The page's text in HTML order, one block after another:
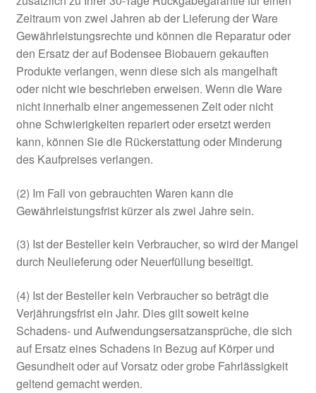
Zeitraum von zwei Jahren ab der Lieferung der Ware
Gewährleistungsrechte und können die Reparatur oder
den Ersatz der auf Bodensee Biobauern gekauften
Produkte verlangen, wenn diese sich als mangelhaft
oder nicht wie beschrieben erweisen. Wenn die Ware
nicht innerhalb einer angemessenen Zeit oder nicht
ohne Schwierigkeiten repariert oder ersetzt werden
kann, können Sie die Rückerstattung oder Minderung
des Kaufpreises verlangen.
(2) Im Fall von gebrauchten Waren kann die
Gewährleistungsfrist kürzer als zwei Jahre sein.
(3) Ist der Besteller kein Verbraucher, so wird der Mangel
durch Neulieferung oder Neuerfüllung beseitigt.
(4) Ist der Besteller kein Verbraucher so beträgt die
Verjährungsfrist ein Jahr. Dies gilt soweit keine
Schadens- und Aufwendungsersatzansprüche, die sich
auf Ersatz eines Schadens in Bezug auf Körper und
Gesundheit oder auf Vorsatz oder grobe Fahrlässigkeit
geltend gemacht werden.